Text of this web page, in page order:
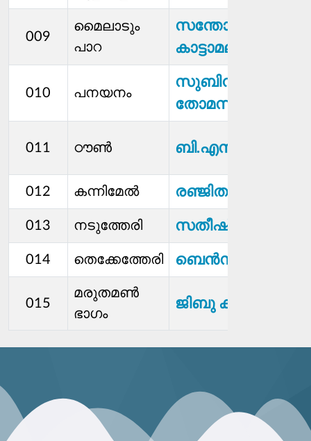
009
മൈലാടും
പാറ
സന്തോഷ്​​
കാട്ടാമല
010 പനയനം
സുബിൻ പി
തോമസ്
011 ഠൗൺ ബി.എസ്.സുജാത
012 കന്നിമേൽ രഞ്ജിത രതീഷ്
013 നടുത്തേരി സതീഷ്
014 തെക്കേത്തേരി ബെന്‍സി തോമസ്
015
മരുതമണ്‍
ഭാഗം
ജിബു കണ്ണമത്ത്